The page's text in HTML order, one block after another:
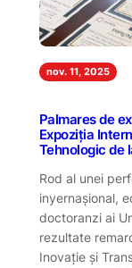
nov. 11, 2025
Palmares de
Expoziția
Tehnologic de
Rod al unei
inyernașional,
doctoranzi ai
rezultate
Inovație și